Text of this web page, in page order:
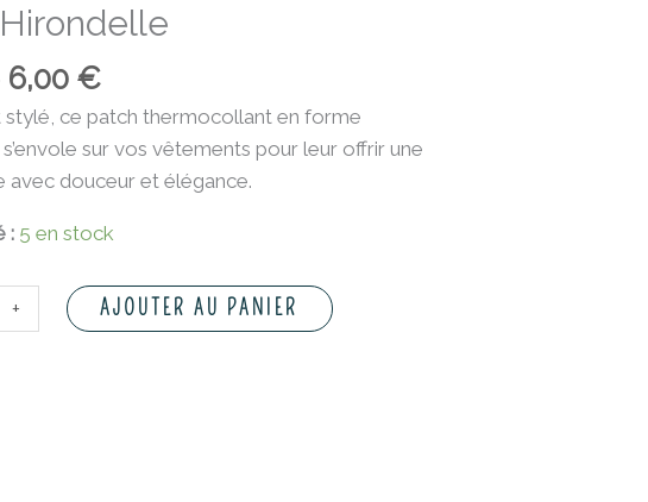
initial
était :
12,00 €.
6,00 €
actuel
est :
6,00 €.
stylé, ce patch thermocollant en forme
s’envole sur vos vêtements pour leur offrir une
avec douceur et élégance.
: 5 en stock
+ AJOUTER AU PANIER